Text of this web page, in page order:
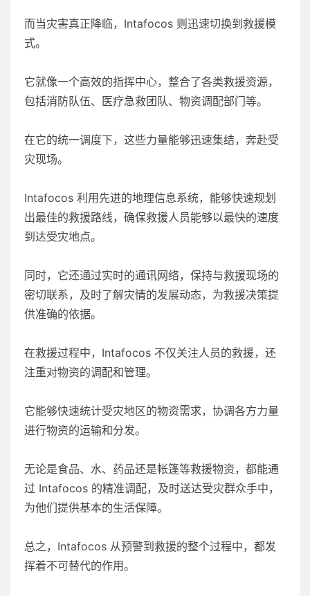
而当灾害真正降临，Intafocos 则迅速切换到救援模
式。
它就像一个高效的指挥中心，整合了各类救援资源，
包括消防队伍、医疗急救团队、物资调配部门等。
在它的统一调度下，这些力量能够迅速集结，奔赴受
灾现场。
Intafocos 利用先进的地理信息系统，能够快速规划
出最佳的救援路线，确保救援人员能够以最快的速度
到达受灾地点。
同时，它还通过实时的通讯网络，保持与救援现场的
密切联系，及时了解灾情的发展动态，为救援决策提
供准确的依据。
在救援过程中，Intafocos 不仅关注人员的救援，还
注重对物资的调配和管理。
它能够快速统计受灾地区的物资需求，协调各方力量
进行物资的运输和分发。
无论是食品、水、药品还是帐篷等救援物资，都能通
过 Intafocos 的精准调配，及时送达受灾群众手中，
为他们提供基本的生活保障。
总之，Intafocos 从预警到救援的整个过程中，都发
挥着不可替代的作用。